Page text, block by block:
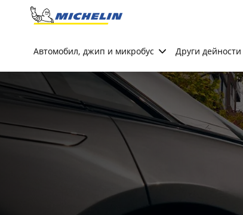
Go to page content
Автомобил, джип и микробус Други дейности